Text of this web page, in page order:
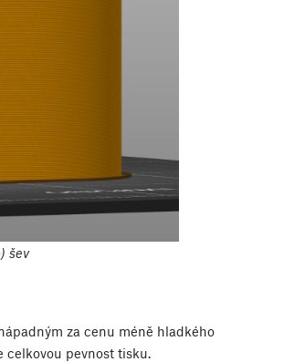
šev
za cenu méně hladkého
celkovou pevnost tisku.